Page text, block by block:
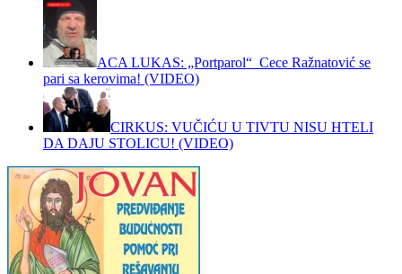
ACA LUKAS: „Portparol“ Cece Ražnatović se
pari sa kerovima! (VIDEO)
CIRKUS: VUČIĆU U TIVTU NISU HTELI
DA DAJU STOLICU! (VIDEO)